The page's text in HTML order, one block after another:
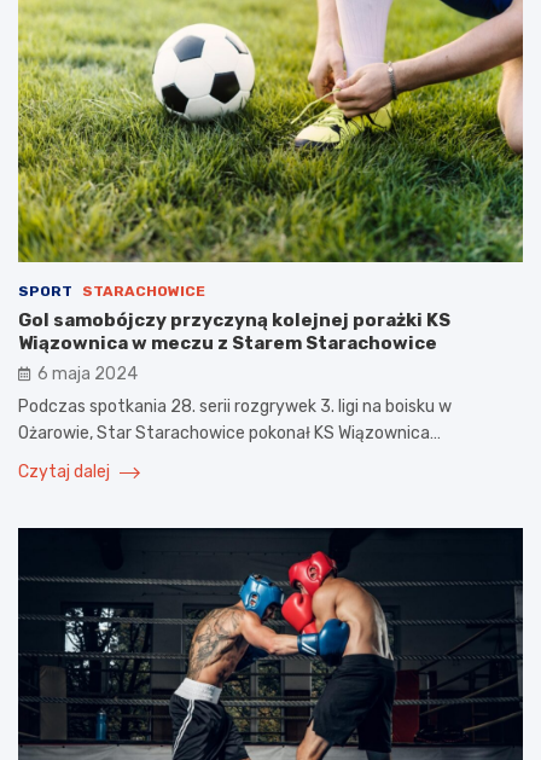
SPORT STARACHOWICE
Gol samobójczy przyczyną kolejnej porażki KS
Wiązownica w meczu z Starem Starachowice
6 maja 2024
Podczas spotkania 28. serii rozgrywek 3. ligi na boisku w
Ożarowie, Star Starachowice pokonał KS Wiązownica…
Czytaj dalej